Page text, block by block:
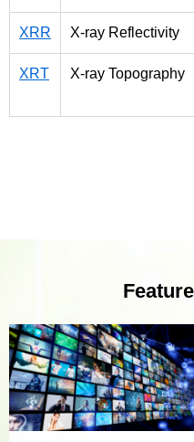
XRR X-ray Reflectivity
XRT X-ray Topography